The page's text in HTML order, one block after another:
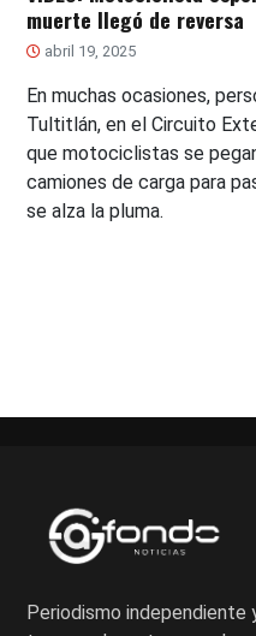
muerte llegó de reversa
abril 19, 2025
En muchas ocasiones,
Tultitlán, en el Circuito
que motociclistas se
camiones de carga para
se alza la pluma.
Periodismo independiente